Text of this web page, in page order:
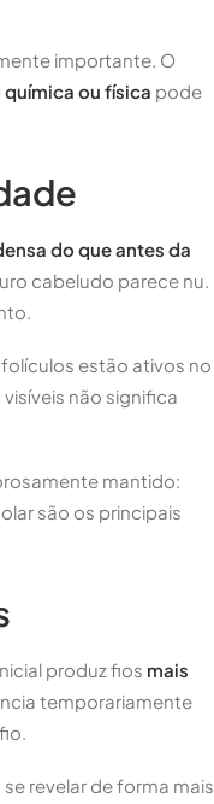
importante. O
ou física pode
do que antes da
cabeludo parece nu.
estão ativos no
não significa
mantido:
são os principais
produz fios mais
temporariamente
revelar de forma mais